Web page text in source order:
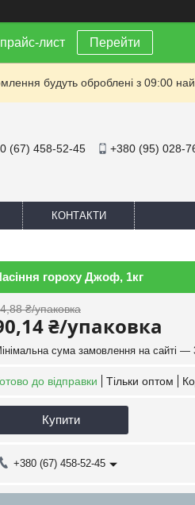
лист Перейти
будуть оброблені з 09:00
(67) 458-52-45 +380 (95) 028-
КОНТАКТИ
гороху Джоф, 1кг
₴/упаковка
₴/упаковка
сума замовлення на сайті —
до відправки Тільки оптом
Купити
+380 (67) 458-52-45